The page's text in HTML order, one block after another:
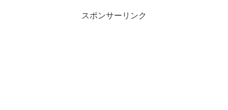
スポンサーリンク